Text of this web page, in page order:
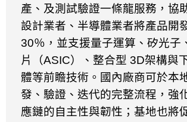
產、及測試驗證一條龍服務，協
設計業者、半導體業者將產品開
30％，並支援量子運算、矽光子
片（ASIC）、整合型 3D架構與
體等前瞻技術。國內廠商可於本
發、驗證、迭代的完整流程，強
應鏈的自主性與韌性；基地也將